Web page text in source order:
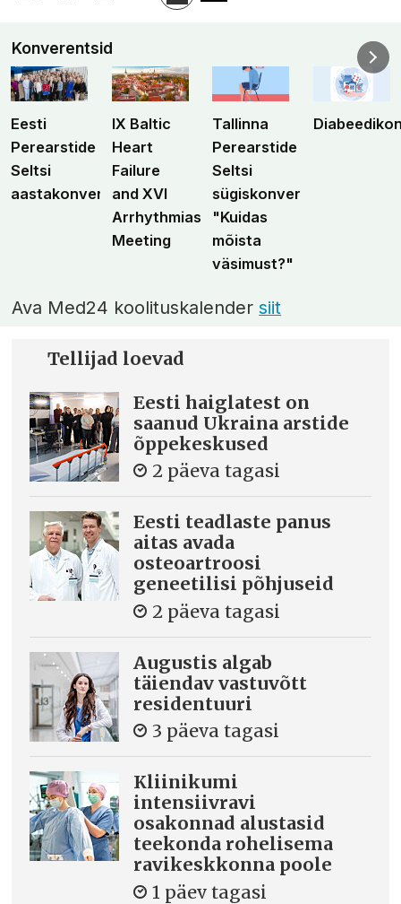
Konverentsid
Eesti
Perearstide
Seltsi
aastakonverents
IX Baltic
Heart
Failure
and XVI
Arrhythmias
Meeting
Tallinna
Perearstide
Seltsi
sügiskonverents
"Kuidas
mõista
väsimust?"
Ava Med24 koolituskalendersiit
Tellijad loevad
Eesti haiglatest on
saanud Ukraina arstide
õppekeskused
2 päeva tagasi
Eesti teadlaste panus
aitas avada
osteoartroosi
geneetilisi põhjuseid
2 päeva tagasi
Augustis algab
täiendav vastuvõtt
residentuuri
3 päeva tagasi
Kliinikumi
intensiivravi
osakonnad alustasid
teekonda rohelisema
ravikeskkonna poole
1 päev tagasi